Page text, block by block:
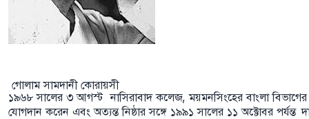
গোলাম সামদানী কোরায়সী
১৯৬৮ সালের ৩ আগস্ট নাসিরাবাদ কলেজ,ময়মনসিংহের বাংলা বিভাগের
যোগদান করেন এবং অত্যন্তনিষ্ঠার সঙ্গে ১৯৯১ সালের ১১ অক্টোবর পর্যন্ত